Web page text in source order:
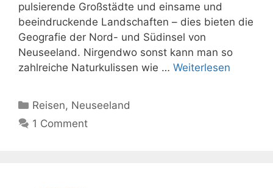
pulsierende Großstädte und einsame und
beeindruckende Landschaften – dies bieten die
Geografie der Nord- und Südinsel von
Neuseeland. Nirgendwo sonst kann man so
zahlreiche Naturkulissen wie … Weiterlesen
Kategorien
Reisen, Neuseeland
1 Comment